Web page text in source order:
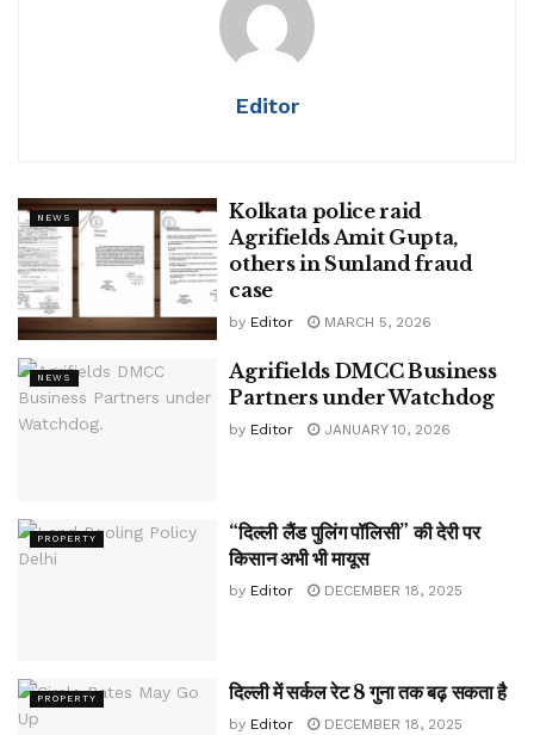
Editor
NEWS
Kolkata police raid
Agrifields Amit Gupta,
others in Sunland fraud
case
by Editor MARCH 5, 2026
NEWS
Agrifields DMCC Business
Partners under Watchdog
by Editor JANUARY 10, 2026
PROPERTY
“दिल्ली लैंड पुलिंग पॉलिसी” की देरी पर
किसान अभी भी मायूस
by Editor DECEMBER 18, 2025
PROPERTY दिल्ली में सर्कल रेट 8 गुना तक बढ़ सकता है
by Editor DECEMBER 18, 2025